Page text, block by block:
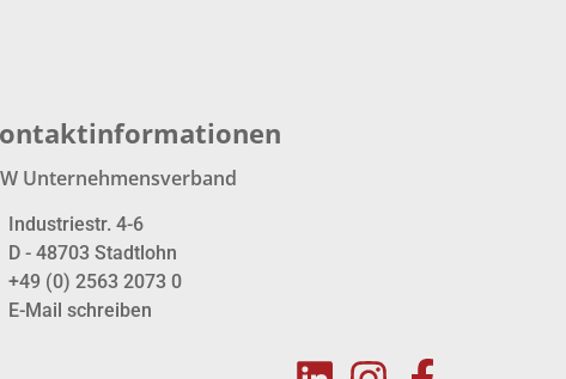
Unternehmensverband
Industriestr. 4-6
D - 48703 Stadtlohn
+49 (0) 2563 2073 0
E-Mail schreiben